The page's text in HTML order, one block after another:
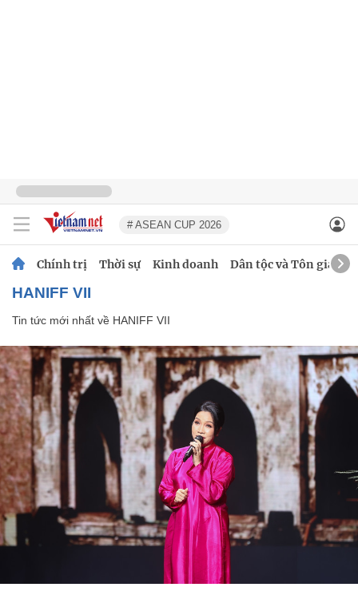
# ASEAN CUP 2026
Chính trị Thời sự Kinh doanh Dân tộc và Tôn giáo
HANIFF VII
Tin tức mới nhất về HANIFF VII